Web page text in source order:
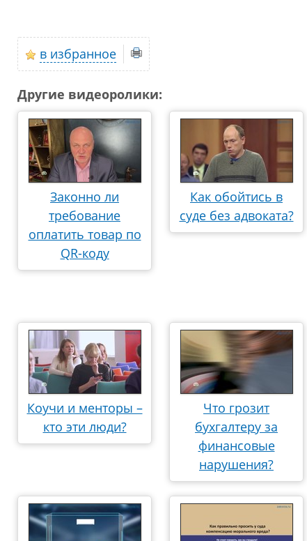
в избранное
Другие видеоролики:
Законно ли
требование
оплатить товар по
QR-коду
Как обойтись в
суде без адвоката?
Коучи и менторы –
кто эти люди?
Что грозит
бухгалтеру за
финансовые
нарушения?